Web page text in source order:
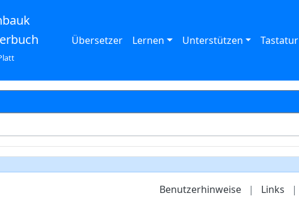
Übersetzer Lernen Unterstützen Tastatur
Benutzerhinweise | Links |